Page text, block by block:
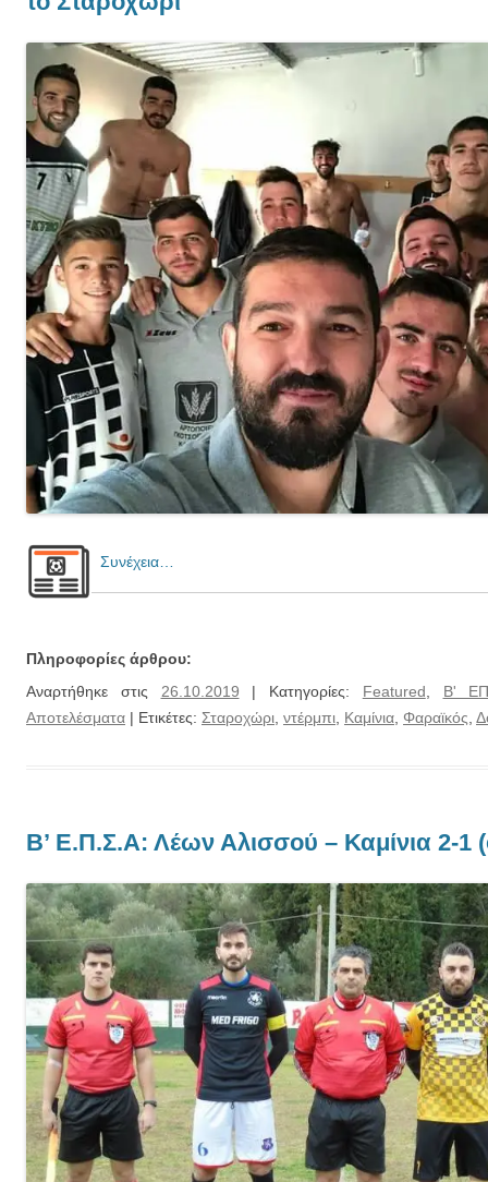
Συνέχεια…
Πληροφορίες άρθρου:
Αναρτήθηκε στις 26.10.2019 | Κατηγορίες: Featured
Β'
Αποτελέσματα | Ετικέτες: Σταροχώρι ντέρμπι Καμίνια Φαραϊκός
Β’ Ε.Π.Σ.Α: Λέων Αλισσού – Καμίνια 2-1